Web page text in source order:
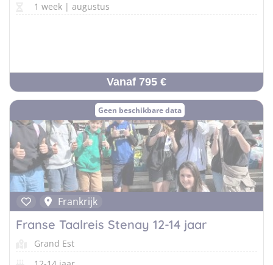
1 week | augustus
Vanaf 795 €
Geen beschikbare data
Frankrijk
Franse Taalreis Stenay 12-14 jaar
Grand Est